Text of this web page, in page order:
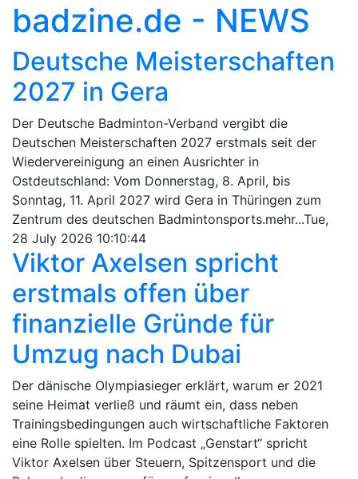
badzine.de - NEWS
Deutsche Meisterschaften
2027 in Gera
Der Deutsche Badminton-Verband vergibt die
Deutschen Meisterschaften 2027 erstmals seit der
Wiedervereinigung an einen Ausrichter in
Ostdeutschland: Vom Donnerstag, 8. April, bis
Sonntag, 11. April 2027 wird Gera in Thüringen zum
Zentrum des deutschen Badmintonsports.mehr...Tue,
28 July 2026 10:10:44
Viktor Axelsen spricht
erstmals offen über
finanzielle Gründe für
Umzug nach Dubai
Der dänische Olympiasieger erklärt, warum er 2021
seine Heimat verließ und räumt ein, dass neben
Trainingsbedingungen auch wirtschaftliche Faktoren
eine Rolle spielten. Im Podcast „Genstart“ spricht
Viktor Axelsen über Steuern, Spitzensport und die